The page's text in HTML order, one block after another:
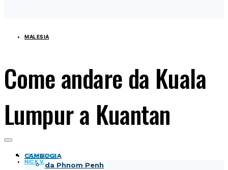
CAMBOGIA
da Phnom Penh
MALESIA
Come andare da Kuala
Lumpur a Kuantan
19/02/2026
NICK V.